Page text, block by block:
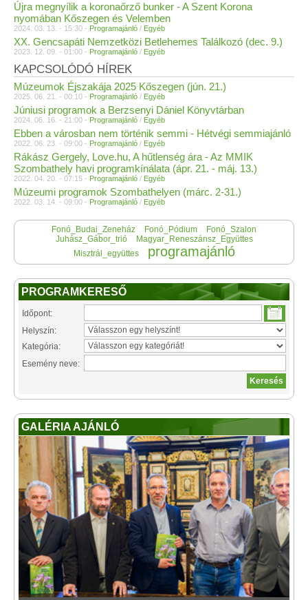
Újra megnyílik a koronaőrző bunker - A Szent Korona
nyomában Kőszegen és Velemben
2024. 03. 13. - 15:30 - Programajánló / Egyéb
XX. Gencsapáti Nemzetközi Betlehemes Találkozó (dec. 9.)
2023. 12. 09. - 01:00 - Programajánló / Egyéb
KAPCSOLÓDÓ HÍREK
Múzeumok Éjszakája 2025 Kőszegen (jún. 21.)
2025. 06. 21. - 00:10 - Programajánló / Egyéb
Júniusi programok a Berzsenyi Dániel Könyvtárban
2024. 06. 16. - 21:00 - Programajánló / Egyéb
Ebben a városban nem történik semmi - Hétvégi semmiajánló
2022. 06. 23. - 09:00 - Programajánló / Egyéb
Rákász Gergely, Love.hu, A hűtlenség ára - Az MMIK
Szombathely havi programkínálata (ápr. 21. - máj. 13.)
2022. 04. 20. - 07:15 - Programajánló / Egyéb
Múzeumi programok Szombathelyen (márc. 2-31.)
2022. 03. 14. - 09:00 - Programajánló / Egyéb
Fonó_Budai_Zeneház Fonó_Pódium
Fonó_Szalon
Juhász_Gábor_trió
Magyar_Reneszánsz_Együttes
Misztrál_együttes
programajánló
PROGRAMKERESŐ
Időpont:
Helyszín:
Kategória:
Esemény neve:
GALÉRIA AJÁNLÓ